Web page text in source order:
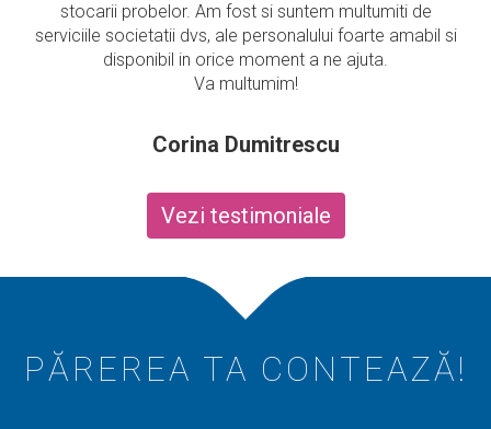
stocarii probelor. Am fost si suntem multumiti de
serviciile societatii dvs, ale personalului foarte amabil si
disponibil in orice moment a ne ajuta.
Va multumim!
Corina Dumitrescu
Vezi testimoniale
PĂREREA TA CONTEAZĂ!